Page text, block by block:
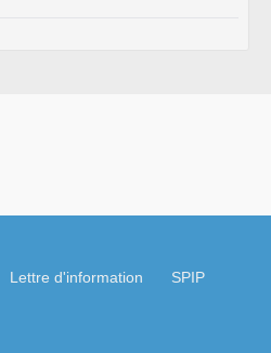
Lettre d'information SPIP